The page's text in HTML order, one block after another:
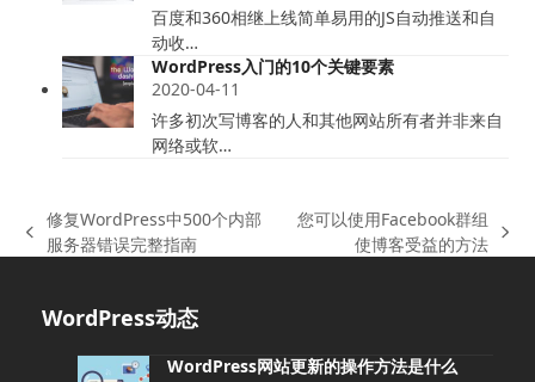
百度和360相继上线简单易用的JS自动推送和自
动收…
WordPress入门的10个关键要素
2020-04-11
许多初次写博客的人和其他网站所有者并非来自
网络或软…
上
文
修复WordPress中500个内部
服务器错误完整指南
您可以使用Facebook群组
使博客受益的方法
WordPress动态
WordPress网站更新的操作方法是什么